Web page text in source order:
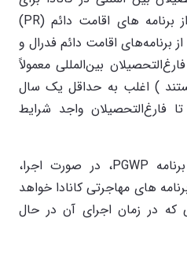
ایجاد صلاحیت در بسیاری از برنامه های اقامت دائم (PR)
برنامه‌های اقامت دائم فدرال و
بین‌المللی معمولاً
) اغلب به حداقل یک سال
تا فارغ‌التحصیلان واجد شرایط
این تغییرات پیشنهادی در برنامه PGWP، در صورت اجرا،
های مهاجرتی کانادا خواهد
در زمان اجرای آن در حال